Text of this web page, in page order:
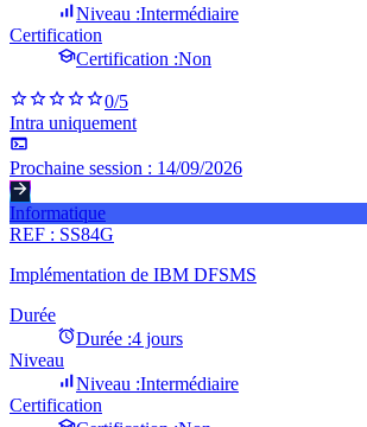
Niveau :Intermédiaire
Certification
Certification :Non
0/5
Intra uniquement
Prochaine session : 14/09/2026
Informatique
REF : SS84G
Implémentation de IBM DFSMS
Durée
Durée :4 jours
Niveau
Niveau :Intermédiaire
Certification